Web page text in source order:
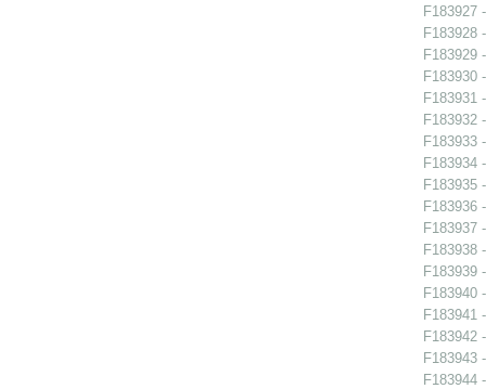
F183927
F183928
F183929
F183930
F183931
F183932
F183933
F183934
F183935
F183936
F183937
F183938
F183939
F183940
F183941
F183942
F183943
F183944